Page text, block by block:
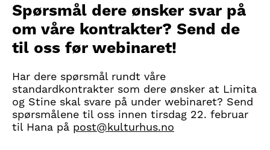
Spørsmål dere ønsker svar på
om våre kontrakter? Send de
til oss før webinaret!
Har dere spørsmål rundt våre
standardkontrakter som dere ønsker at Limita
og Stine skal svare på under webinaret? Send
spørsmålene til oss innen tirsdag 22. februar
til Hana på post@kulturhus.no